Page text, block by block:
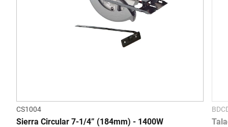
CS1004
Sierra Circular 7-1/4” (184mm) - 1400W